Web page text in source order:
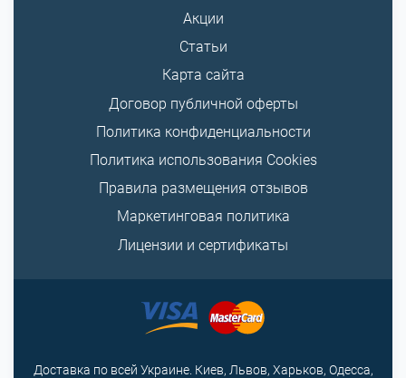
Акции
Статьи
Карта сайта
Договор публичной оферты
Политика конфиденциальности
Политика использования Cookies
Правила размещения отзывов
Маркетинговая политика
Лицензии и сертификаты
Доставка по всей Украине. Киев, Львов, Харьков, Одесса,